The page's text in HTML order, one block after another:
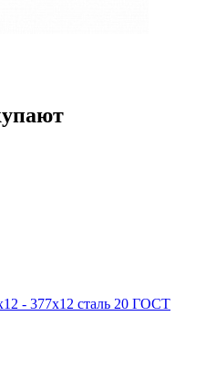
- 377х12 сталь 20 ГОСТ